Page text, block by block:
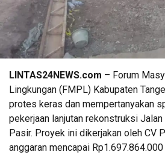
LINTAS24NEWS.com – Forum
Lingkungan (FMPL) Kabupaten
protes keras dan mempertanyakan
pekerjaan lanjutan rekonstruksi Jalan
Pasir. Proyek ini dikerjakan oleh CV
anggaran mencapai